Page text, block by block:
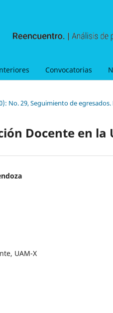
Convocatorias
No. 29, Seguimiento de
Docente en la
UAM-X